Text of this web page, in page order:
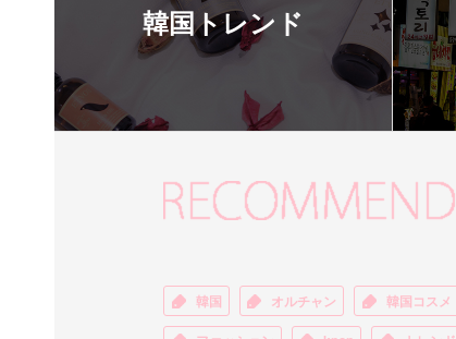
韓国トレンド
韓国 オルチャン 韓国コスメ